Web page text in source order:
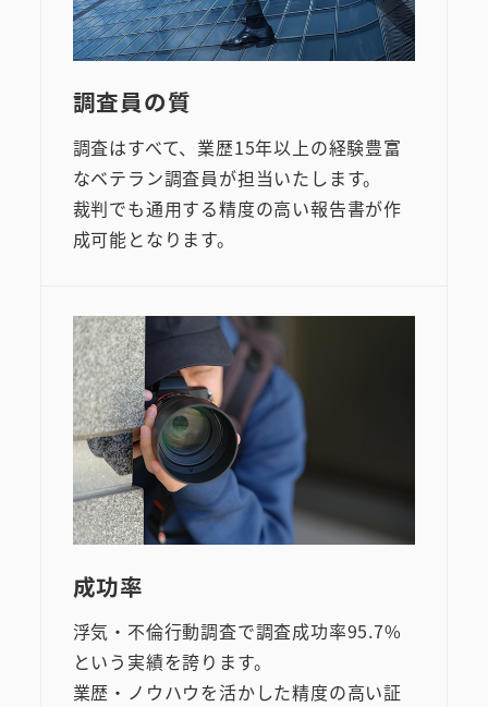
調査員の質
調査はすべて、業歴15年以上の経験豊富
なベテラン調査員が担当いたします。
裁判でも通用する精度の高い報告書が作
成可能となります。
成功率
浮気・不倫行動調査で調査成功率95.7%
という実績を誇ります。
業歴・ノウハウを活かした精度の高い証